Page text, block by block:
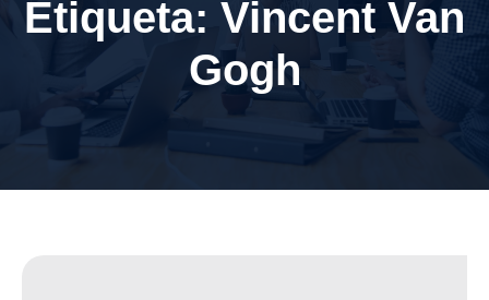
Etiqueta: Vincent Van
Gogh